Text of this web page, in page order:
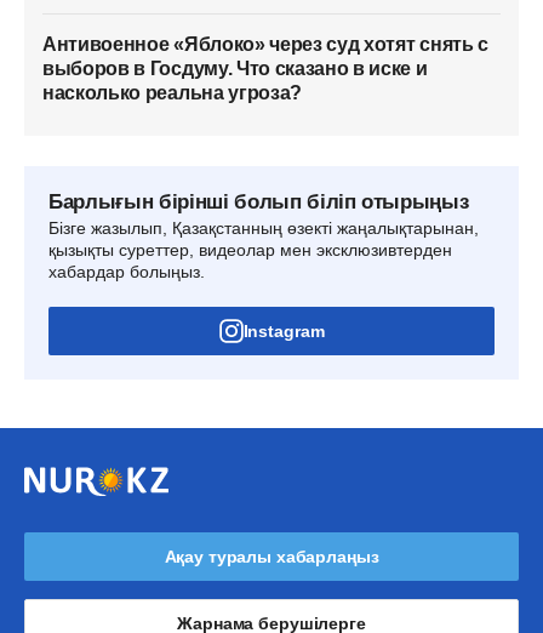
Антивоенное «Яблоко» через суд хотят снять с
выборов в Госдуму. Что сказано в иске и
насколько реальна угроза?
Барлығын бірінші болып біліп отырыңыз
Бізге жазылып, Қазақстанның өзекті жаңалықтарынан,
қызықты суреттер, видеолар мен эксклюзивтерден
хабардар болыңыз.
Instagram
Ақау туралы хабарлаңыз
Жарнама берушілерге